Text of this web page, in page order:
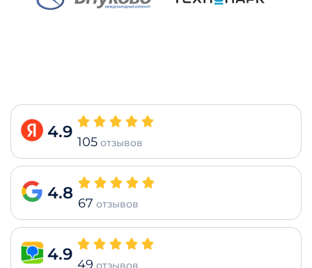
4.9
105 отзывов
4.8
67 отзывов
4.9
49 отзывов